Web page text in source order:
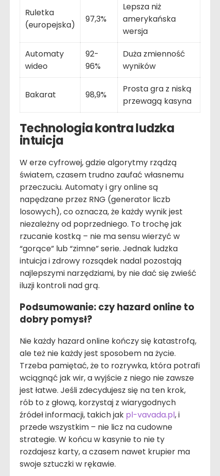
Ruletka
(europejska)
97,3%
Lepsza niż
amerykańska
wersja
Automaty
wideo
92-
96%
Duża zmienność
wyników
Bakarat 98,9%
Prosta gra z niską
przewagą kasyna
Technologia kontra ludzka
intuicja
W erze cyfrowej, gdzie algorytmy rządzą
światem, czasem trudno zaufać własnemu
przeczuciu. Automaty i gry online są
napędzane przez RNG (generator liczb
losowych), co oznacza, że każdy wynik jest
niezależny od poprzedniego. To trochę jak
rzucanie kostką – nie ma sensu wierzyć w
“gorące” lub “zimne” serie. Jednak ludzka
intuicja i zdrowy rozsądek nadal pozostają
najlepszymi narzędziami, by nie dać się zwieść
iluzji kontroli nad grą.
Podsumowanie: czy hazard online to
dobry pomysł?
Nie każdy hazard online kończy się katastrofą,
ale też nie każdy jest sposobem na życie.
Trzeba pamiętać, że to rozrywka, która potrafi
wciągnąć jak wir, a wyjście z niego nie zawsze
jest łatwe. Jeśli zdecydujesz się na ten krok,
rób to z głową, korzystaj z wiarygodnych
źródeł informacji, takich jak pl-vavada.pl, i
przede wszystkim – nie licz na cudowne
strategie. W końcu w kasynie to nie ty
rozdajesz karty, a czasem nawet krupier ma
swoje sztuczki w rękawie.